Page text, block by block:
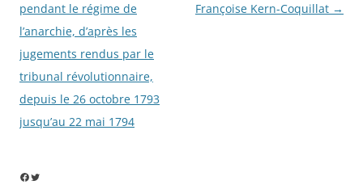
articles
pendant le régime de
l’anarchie, d’après les
jugements rendus par le
tribunal révolutionnaire,
depuis le 26 octobre 1793
jusqu’au 22 mai 1794
Françoise Kern-Coquillat →
Facebook
Twitter